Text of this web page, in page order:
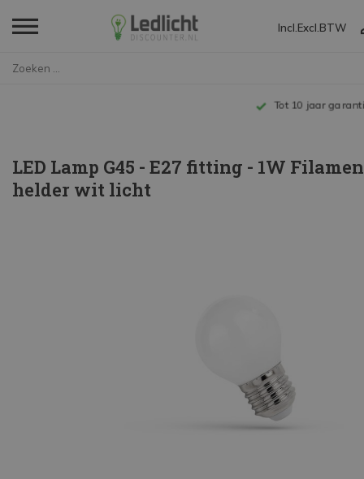
Incl. Excl. BTW
Tot 10 jaar garantie
LED Lamp G45 - E27 fitting - 1W
helder wit licht